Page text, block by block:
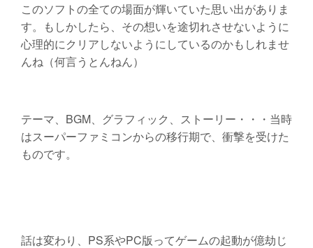
このソフトの全ての場面が輝いていた思い出がありま
す。もしかしたら、その想いを途切れさせないように
心理的にクリアしないようにしているのかもしれませ
んね（何言うとんねん）
テーマ、BGM、グラフィック、ストーリー・・・当時
はスーパーファミコンからの移行期で、衝撃を受けた
ものです。
話は変わり、PS系やPC版ってゲームの起動が億劫じ